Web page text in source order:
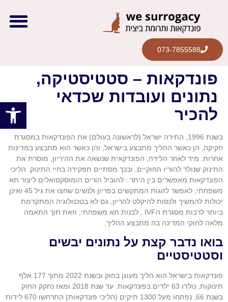
073-7855588
פונדקאות – סטטיסטיקה,
נתונים ועובדות שכדאי
להכיר
בשנת 1996, התירה ישראל (לראשונה בעולם) את הפונדקאות במסגרת
חקיקה, הן כאשר ההליך מתבצע בישראל, והן כאשר הוא מתבצע במדינות
אחרות. מיד לאחר הלידה, הפונדקאית שנשאה את ההיריון, מוסרת את
התינוק שנולד להוריו החוקיים, ובכך מסתיים תפקידה בחיי התינוק. הליכי
הפונדקאות מאפשרים בין היתר : להוביל הורים הומוסקסואלים ליצור תא
משפחתי, לאפשר לזוגות המתקשים בפריון ולנשים שחצו את גיל 45 ואינן
יכולות להמשיך ולנסות להיקלט להריון, גם לא בטכנולוגיה המתקדמת
ביותר לרבות מסגרת הIVF , לבנות תא משפחתי, וזאת תוך התאמה
מלאה לחוקי המדינה בה מתבצע ההליך.
בואו נדבר קצת על נתונים יבשים
וסטטיסטיים
פונדקאות בישראל הוא הליך מעוגן בחוק ובשנת 2022 מתוך 177 אלף
תינוקות, נולדו 63 ילדים בפונדקאות. עד שנת 2018 ומאז נחקק החוק
בשנת 66, נפתחו מעל 1300 תיקים (הליכי פונדקאות) התרחשו 670 לידות
פתח